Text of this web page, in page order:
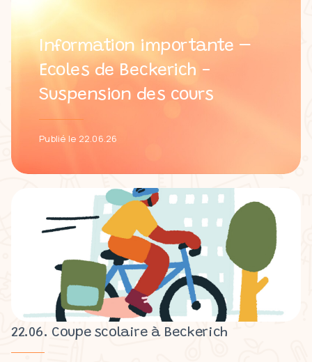
Information importante –
Ecoles de Beckerich -
Suspension des cours
Publié le 22.06.26
22.06. Coupe scolaire à Beckerich